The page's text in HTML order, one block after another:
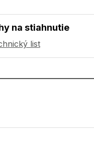
na stiahnutie
list